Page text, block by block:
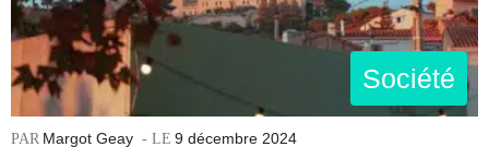
Société
Margot Geay 9 décembre 2024